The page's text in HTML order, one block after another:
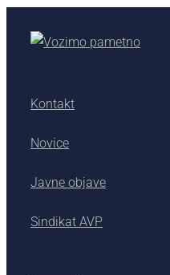
Kontakt
Novice
Javne objave
Sindikat AVP